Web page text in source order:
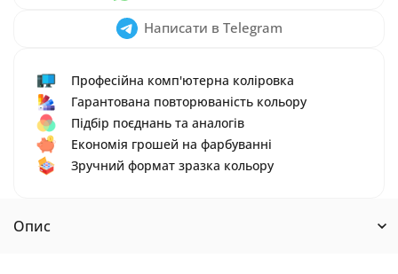
Написати в Telegram
Професійна комп'ютерна коліровка
Гарантована повторюваність кольору
Підбір поєднань та аналогів
Економія грошей на фарбуванні
Зручний формат зразка кольору
Опис